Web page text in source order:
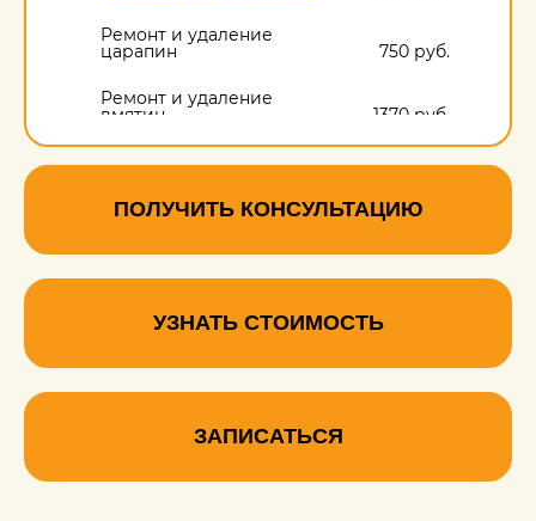
Ремонт и удаление
царапин 750 руб.
Ремонт и удаление
вмятин 1370 руб.
Ремонт и удаление
ПОЛУЧИТЬ КОНСУЛЬТАЦИЮ
УЗНАТЬ СТОИМОСТЬ
ЗАПИСАТЬСЯ